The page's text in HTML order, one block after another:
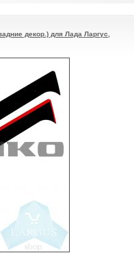
декор.) для Лада Ларгус,